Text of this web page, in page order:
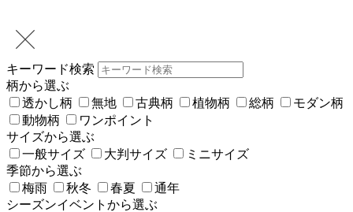
キーワード検索
柄から選ぶ
透かし柄
無地 古典柄 植物柄 総柄
モダン柄
動物柄
ワンポイント
サイズから選ぶ
一般サイズ
大判サイズ
ミニサイズ
季節から選ぶ
梅雨
秋冬 春夏
通年
シーズンイベントから選ぶ